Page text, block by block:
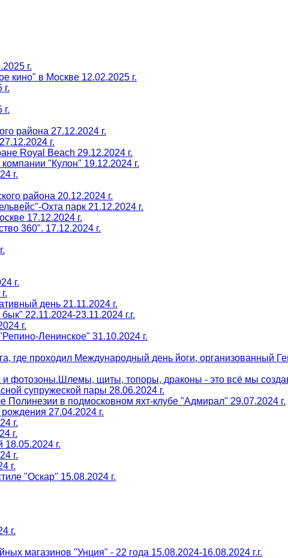
г.
кино" в Москве 12.02.2025 г.
района 27.12.2024 г.
г.
Royal Beach 29.12.2024 г.
"Кулон" 19.12.2024 г.
г.
района 20.12.2024 г.
Охта парк 21.12.2024 г.
17.12.2024 г.
360". 17.12.2024 г.
г.
день 21.11.2024 г.
22.11.2024-23.11.2024 г.г.
г.
Ленинское" 31.10.2024 г.
где проходил Международный день йоги, организованный
фотозоны.Шлемы, щиты, топоры, драконы - это всё мы
супружеской пары 28.06.2024 г.
Полинезии в подмосковном яхт-клубе "Адмирал" 29.07.2024 г.
27.04.2024 г.
г.
г.
г.
г.
г.
"Оскар" 15.08.2024 г.
г.
магазинов "Унция" - 22 года 15.08.2024-16.08.2024 г.г.